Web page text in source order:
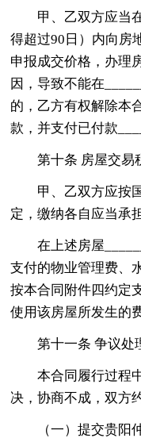
甲、乙双方应当
得超过90日）内向房
申报成交价格，办理
因，导致不能在
的，乙方有权解除本
款，并支付已付款
第十条 房屋交易
甲、乙双方应按
定，缴纳各自应当承
在上述房屋
支付的物业管理费、
按本合同附件四约定
使用该房屋所发生的
第十一条 争议处
本合同履行过程
决，协商不成，双方
（一）提交贵阳